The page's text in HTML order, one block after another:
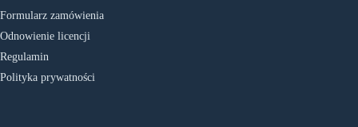
Formularz zamówienia
Odnowienie licencji
Regulamin
Polityka prywatności